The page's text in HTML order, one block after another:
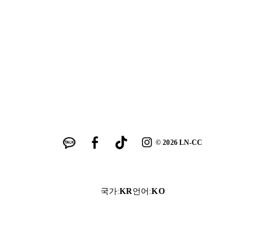
©2026LN-CC
국가:KR언어 :KO